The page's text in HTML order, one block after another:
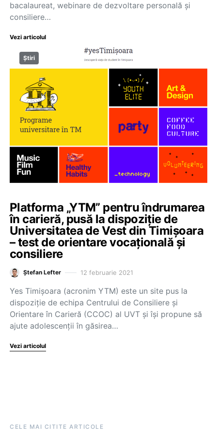
bacalaureat, webinare de dezvoltare personală și
consiliere…
Vezi articolul
Știri
Platforma „YTM” pentru îndrumarea
în carieră, pusă la dispoziție de
Universitatea de Vest din Timișoara
– test de orientare vocațională și
consiliere
Ștefan Lefter 12 februarie 2021
Yes Timișoara (acronim YTM) este un site pus la
dispoziție de echipa Centrului de Consiliere și
Orientare în Carieră (CCOC) al UVT și își propune să
ajute adolescenții în găsirea…
Vezi articolul
CELE MAI CITITE ARTICOLE